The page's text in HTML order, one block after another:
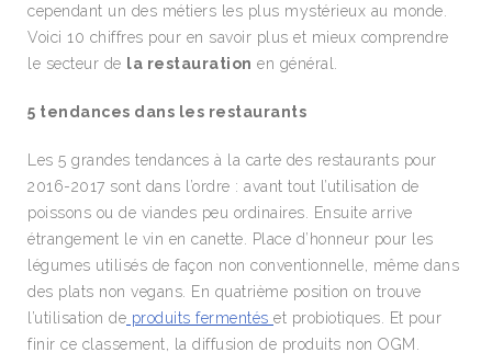
cependant un des métiers les plus mystérieux au monde.
Voici 10 chiffres pour en savoir plus et mieux comprendre
le secteur de la restauration en général.
5 tendances dans les restaurants
Les 5 grandes tendances à la carte des restaurants pour
2016-2017 sont dans l’ordre : avant tout l’utilisation de
poissons ou de viandes peu ordinaires. Ensuite arrive
étrangement le vin en canette. Place d’honneur pour les
légumes utilisés de façon non conventionnelle, même dans
des plats non vegans. En quatrième position on trouve
l’utilisation de produits fermentés et probiotiques. Et pour
finir ce classement, la diffusion de produits non OGM.